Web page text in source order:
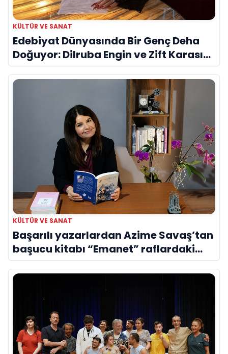
KÜLTÜR VE SANAT
Edebiyat Dünyasında Bir Genç Deha
Doğuyor: Dilruba Engin ve Zift Karası
Evreni ‘AVENOİR’
KÜLTÜR VE SANAT
Başarılı yazarlardan Azime Savaş’tan
başucu kitabı “Emanet” raflardaki
yerini aldı